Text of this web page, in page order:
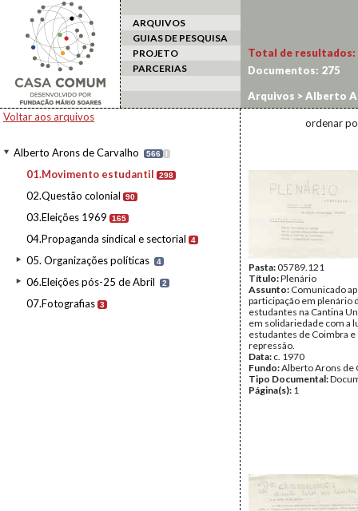
ARQUIVOS
GUIAS DE PESQUISA
PROJETO
PARCERIAS
Voltar aos arquivos
Alberto Arons de Carvalho 566 I
01.Movimento estudantil 298
02.Questão colonial 90
03.Eleições 1969 165
04.Propaganda sindical e sectorial 4
05. Organizações políticas 4
06.Eleições pós-25 de Abril 2
07.Fotografias 3
Total de resultados:
Documentos: 275
Arquivos >Alberto
ordenar
Pasta:05789.121
Título:Plenário
Assunto: Comunicado
participação em plenário
estudantes na Cantina
em solidariedade com a
estudantes de Coimbra e
repressão.
Data: c. 1970
Fundo:Alberto Arons de
Tipo Documental:
Página(s): 1